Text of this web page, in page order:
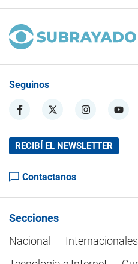
Seguinos
RECIBÍ EL NEWSLETTER
Contactanos
Secciones
Nacional
Internacionales